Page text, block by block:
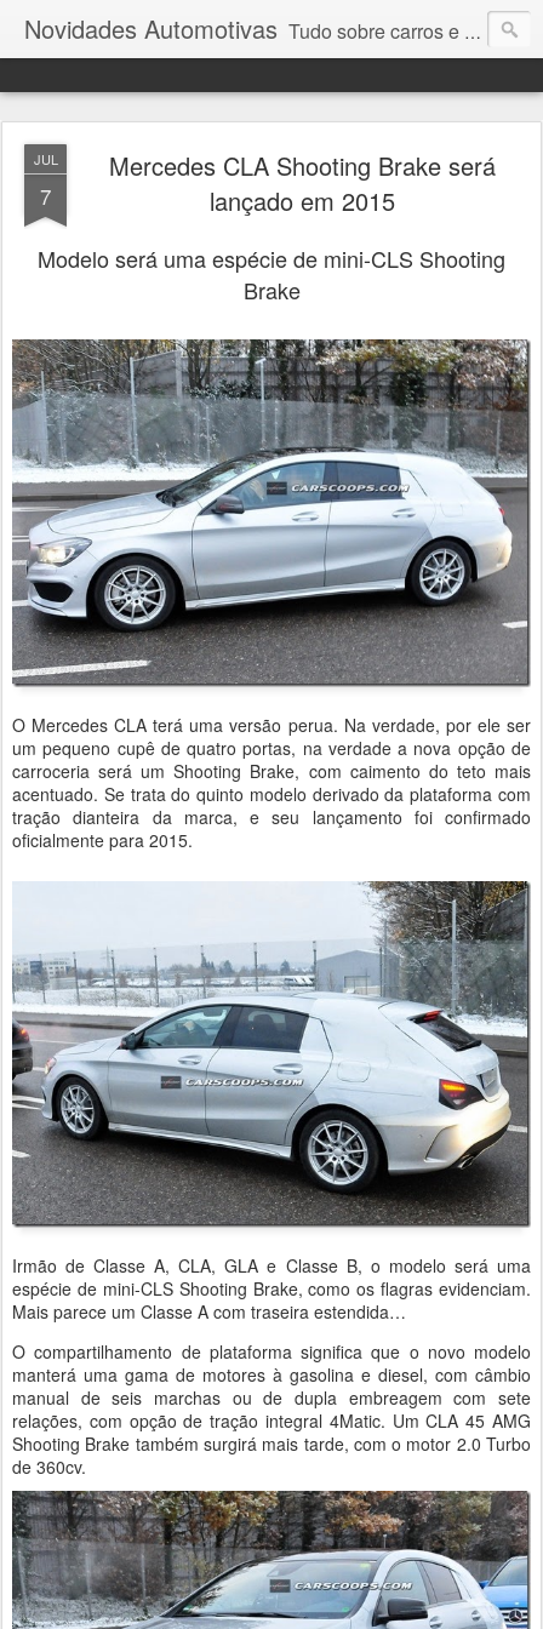
Novidades Automotivas Tudo sobre carros e motores
JUL
7
Mercedes CLA Shooting Brake será
lançado em 2015
Modelo será uma espécie de mini-CLS Shooting
Brake
O Mercedes CLA terá uma versão perua. Na verdade, por ele ser
um pequeno cupê de quatro portas, na verdade a nova opção de
carroceria será um Shooting Brake, com caimento do teto mais
acentuado. Se trata do quinto modelo derivado da plataforma com
tração dianteira da marca, e seu lançamento foi confirmado
oficialmente para 2015.
Irmão de Classe A, CLA, GLA e Classe B, o modelo será uma
espécie de mini-CLS Shooting Brake, como os flagras evidenciam.
Mais parece um Classe A com traseira estendida…
O compartilhamento de plataforma significa que o novo modelo
manterá uma gama de motores à gasolina e diesel, com câmbio
manual de seis marchas ou de dupla embreagem com sete
relações, com opção de tração integral 4Matic. Um CLA 45 AMG
Shooting Brake também surgirá mais tarde, com o motor 2.0 Turbo
de 360cv.